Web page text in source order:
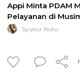
Appi Minta PDAM
Pelayanan di
Syukur Nutu